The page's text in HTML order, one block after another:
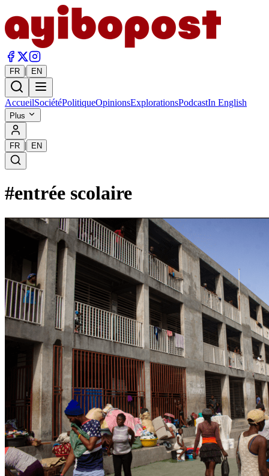
FR | EN
AccueilSociétéPolitiqueOpinionsExplorationsPodcastIn English
Plus
FR | EN
#entrée scolaire